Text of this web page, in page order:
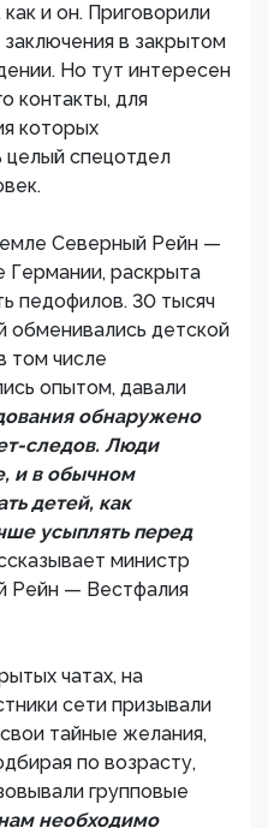
и он. Приговорили
в закрытом
Но тут интересен
контакты, для
которых
целый спецотдел
Северный Рейн —
Германии, раскрыта
педофилов. 30 тысяч
обменивались детской
том числе
опытом, давали
обнаружено
следов. Люди
и в обычном
детей, как
усыплять перед
министр
Рейн — Вестфалия
чатах, на
сети призывали
тайные желания,
по возрасту,
групповые
необходимо